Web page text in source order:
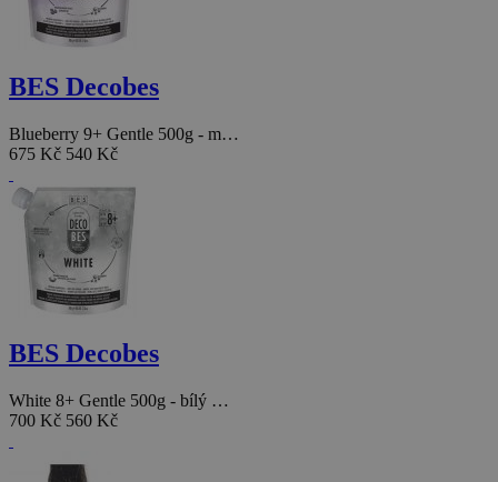
BES Decobes
Blueberry 9+ Gentle 500g - m…
675 Kč 540 Kč
BES Decobes
White 8+ Gentle 500g - bílý …
700 Kč 560 Kč